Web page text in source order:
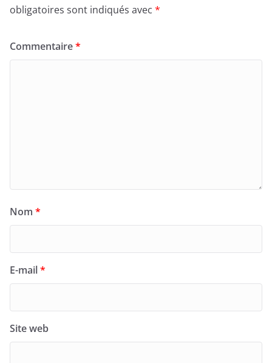
obligatoires sont indiqués avec *
Commentaire*
Nom *
E-mail*
Site web